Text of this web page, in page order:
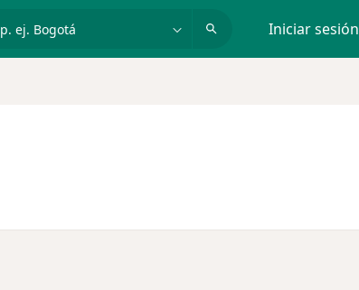
p. ej. Bogotá Iniciar sesión